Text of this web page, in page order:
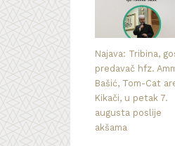
Najava: Tribina,
predavač hfz.
Bašić, Tom-Cat
Kikači, u petak 7.
augusta poslije
akšama